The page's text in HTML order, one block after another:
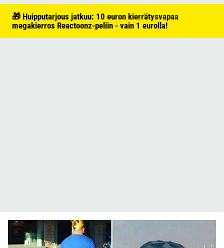
🎁 Huipputarjous jatkuu: 10 euron kierrätysvapaa
megakierros Reactoonz-peliin - vain 1 eurolla!